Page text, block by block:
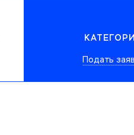
Подать